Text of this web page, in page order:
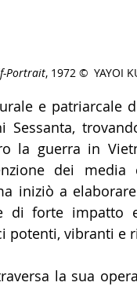
Portrait, 1972 © YAYOI
e patriarcale
Sessanta,
la guerra in
dei media
iniziò a
di forte impatto
potenti, vibranti e
la sua